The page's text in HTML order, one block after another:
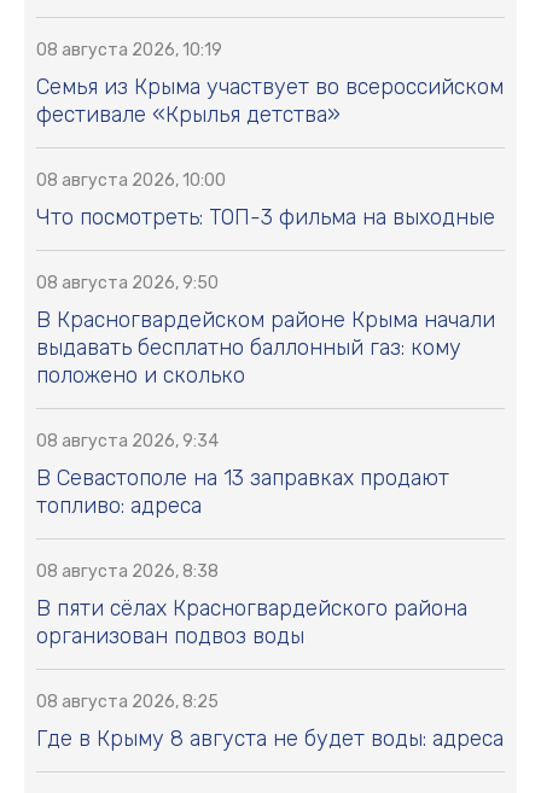
08 августа 2026, 10:19
Семья из Крыма участвует во всероссийском
фестивале «Крылья детства»
08 августа 2026, 10:00
Что посмотреть: ТОП-3 фильма на выходные
08 августа 2026, 9:50
В Красногвардейском районе Крыма начали
выдавать бесплатно баллонный газ: кому
положено и сколько
08 августа 2026, 9:34
В Севастополе на 13 заправках продают
топливо: адреса
08 августа 2026, 8:38
В пяти сёлах Красногвардейского района
организован подвоз воды
08 августа 2026, 8:25
Где в Крыму 8 августа не будет воды: адреса